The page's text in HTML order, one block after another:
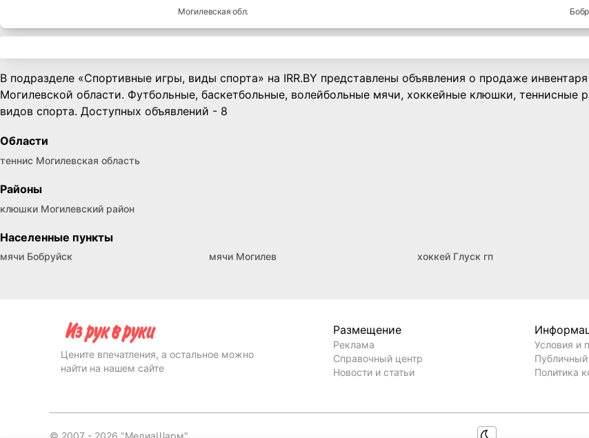
Могилевская обл.
В подразделе «Спортивные игры, виды спорта» на IRR.BY представлены объявления о продаже
Могилевской области. Футбольные, баскетбольные, волейбольные мячи, хоккейные клюшки, теннисные
видов спорта. Доступных объявлений - 8
Области
теннис Могилевская область
Районы
клюшки Могилевский район
Населенные пункты
мячи Бобруйск мячи Могилев хоккей Глуск гп
Цените впечатления, а остальное можно
найти на нашем сайте
Размещение
Реклама
Справочный центр
Новости и статьи
Условия и
Публичный
Политика